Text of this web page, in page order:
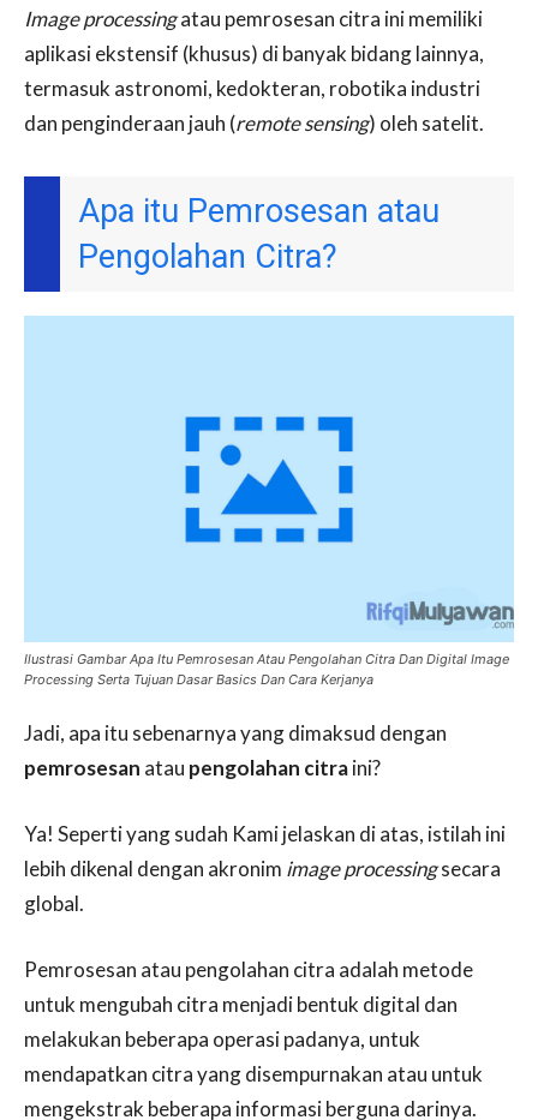
Image processingatau pemrosesan citra ini memiliki
aplikasi ekstensif (khusus) di banyak bidang lainnya,
termasuk astronomi, kedokteran, robotika industri
dan penginderaan jauh (remote sensing) oleh satelit.
Apa itu Pemrosesan atau
Pengolahan Citra?
Ilustrasi Gambar Apa Itu Pemrosesan Atau Pengolahan Citra Dan Digital Image
Processing Serta Tujuan Dasar Basics Dan Cara Kerjanya
Jadi, apa itu sebenarnya yang dimaksud dengan
pemrosesan atau pengolahan citraini?
Ya! Seperti yang sudah Kami jelaskan di atas, istilah ini
lebih dikenal dengan akronim image processingsecara
global.
Pemrosesan atau pengolahan citra adalah metode
untuk mengubah citra menjadi bentuk digital dan
melakukan beberapa operasi padanya, untuk
mendapatkan citra yang disempurnakan atau untuk
mengekstrak beberapa informasi berguna darinya.